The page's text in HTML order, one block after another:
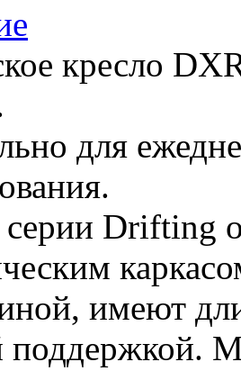
кресло
для
Drifting
имеют
поддержкой.